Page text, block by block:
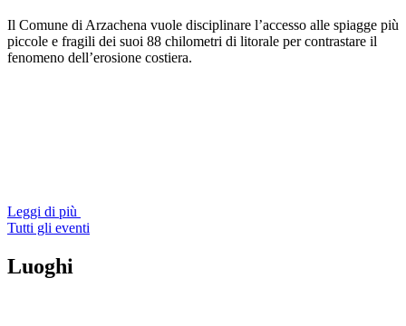
Il Comune di Arzachena vuole disciplinare l’accesso alle spiagge più
piccole e fragili dei suoi 88 chilometri di litorale per contrastare il
fenomeno dell’erosione costiera.
Leggi di più
Tutti gli eventi
Luoghi